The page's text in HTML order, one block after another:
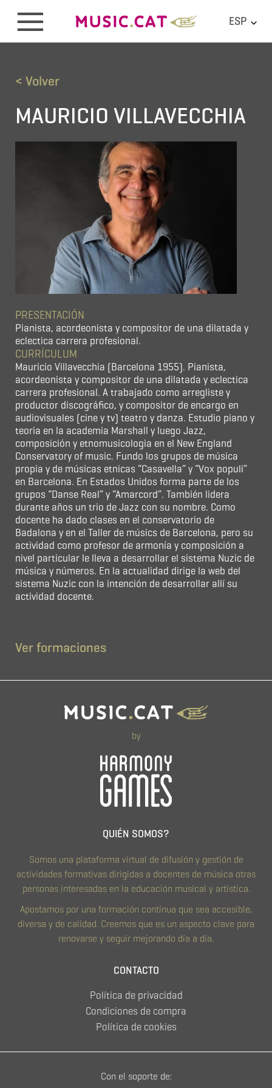
ESP
< Volver
MAURICIO VILLAVECCHIA
PRESENTACIÓN
Pianista, acordeonista y compositor de una dilatada y
eclectica carrera profesional.
CURRÍCULUM
Mauricio Villavecchia (Barcelona 1955). Pianista,
acordeonista y compositor de una dilatada y eclectica
carrera profesional. A trabajado como arregliste y
productor discográfico, y compositor de encargo en
audiovisuales (cine y tv) teatro y danza. Estudio piano y
teoria en la academia Marshall y luego Jazz,
composición y etnomusicologia en el New England
Conservatory of music. Fundo los grupos de música
propia y de músicas etnicas “Casavella” y “Vox populi”
en Barcelona. En Estados Unidos forma parte de los
grupos “Danse Real” y “Amarcord”. También lidera
durante años un trio de Jazz con su nombre. Como
docente ha dado clases en el conservatorio de
Badalona y en el Taller de músics de Barcelona, pero su
actividad como profesor de armonía y composición a
nivel particular le lleva a desarrollar el sistema Nuzic de
música y números. En la actualidad dirige la web del
sistema Nuzic con la intención de desarrollar allí su
actividad docente.
Ver formaciones
by
QUIÉN SOMOS?
Somos una plataforma virtual de difusión y gestión de
actividades formativas dirigidas a docentes de música otras
personas interesadas en la educación musical y artística.
Apostamos por una formación contínua que sea accesible,
diversa y de calidad. Creemos que es un aspecto clave para
renovarse y seguir mejorando día a día.
CONTACTO
Política de privacidad
Condiciones de compra
Política de cookies
Con el soporte de: